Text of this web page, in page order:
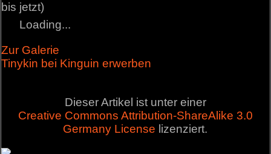
bis jetzt)
Loading...
Zur Galerie
Tinykin bei Kinguin erwerben
Dieser Artikel ist unter einer
Creative Commons Attribution-ShareAlike 3.0
Germany License lizenziert.